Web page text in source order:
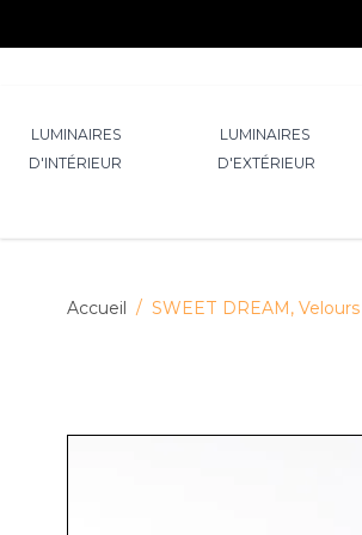
LUMINAIRES
D'INTÉRIEUR
LUMINAIRES
D'EXTÉRIEUR
Accueil / SWEET DREAM,